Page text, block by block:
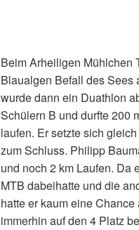
Beim Arheiligen Mühlchen
Blaualgen Befall des Sees
wurde dann ein Duathlon
Schülern B und durfte 200
laufen. Er setzte sich
zum Schluss. Philipp
und noch 2 km Laufen. Da
MTB dabeihatte und die
hatte er kaum eine
immerhin auf den 4 Platz